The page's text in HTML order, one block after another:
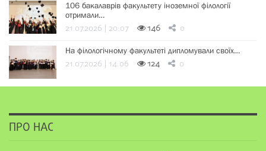
106 бакалаврів факультету іноземної філології
отримали…
21.07.2026 | 20:07 146 0
На філологічному факультеті дипломували своїх…
21.07.2026 | 14:06 124 0
ПРО НАС